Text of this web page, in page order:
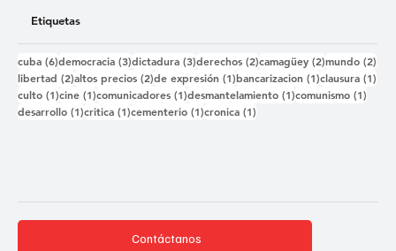
Etiquetas
cuba (6)6 entradas
democracia (3)3 entradas
dictadura (3)3 entradas
derechos (2)2 entradas
camagüey (2)2 entradas
mundo (2)
libertad (2)2 entradas
altos precios (2)2 entradas
de expresión (1)1 entrada
bancarizacion (1)1 entrada
clausura (1)
culto (1)1 entrada
cine (1)1 entrada
comunicadores (1)1 entrada
desmantelamiento (1)1 entrada
comunismo (1)
desarrollo (1)1 entrada
critica (1)1 entrada
cementerio (1)1 entrada
cronica (1)
Contáctanos